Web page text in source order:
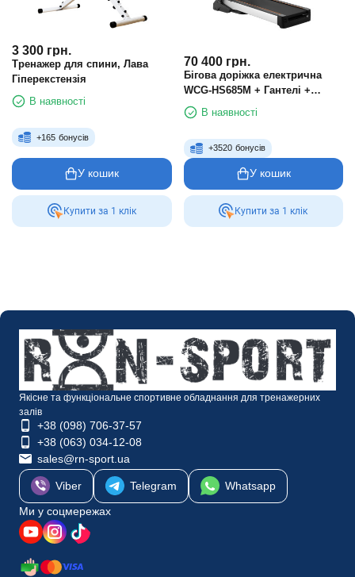
3 300 грн.
Тренажер для спини, Лава
Гіперекстензія
В наявності
+165 бонусів
У кошик
Купити за 1 клiк
70 400 грн.
Бігова доріжка електрична
WCG-HS685M + Гантелі +
Масажер
В наявності
+3520 бонусів
У кошик
Купити за 1 клiк
Якісне та функціональне спортивне обладнання для тренажерних
залів
+38 (098) 706-37-57
+38 (063) 034-12-08
sales@rn-sport.ua
Viber Telegram
Whatsapp
Ми у соцмережах